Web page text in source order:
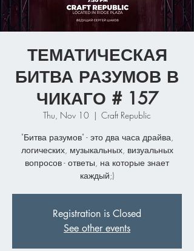
ТЕМАТИЧЕСКАЯ
БИТВА РАЗУМОВ В
ЧИКАГО # 157
Thu, Nov 10
  |
Craft Republic
"Битва разумов" - это два часа драйва,
логических, музыкальных, визуальных
вопросов - ответы, на которые знает
каждый;)
Registration is Closed
See other events